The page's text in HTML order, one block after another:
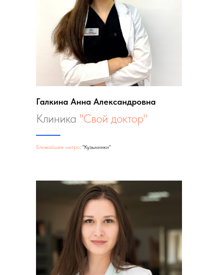
Галкина Анна Александровна
Клиника "Свой доктор"
Ближайшее метро:"Кузьминки"